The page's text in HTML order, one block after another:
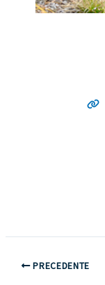
PRECEDENTE